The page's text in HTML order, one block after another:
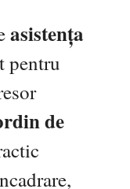
asistența
pentru
de